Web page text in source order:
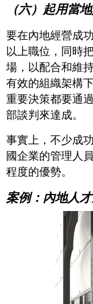
（六）起用當
要在內地經營成
以上職位，同時
場，以配合和維
有效的組織架構
重要決策都要通
部談判來達成。
事實上，不少成
國企業的管理人
程度的優勢。
案例：內地人